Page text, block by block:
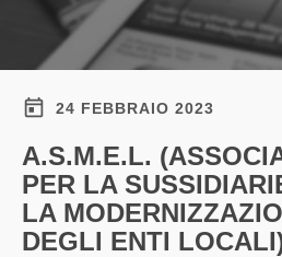
24 FEBBRAIO 2023
A.S.M.E.L.
PER LA
LA
DEGLI ENTI